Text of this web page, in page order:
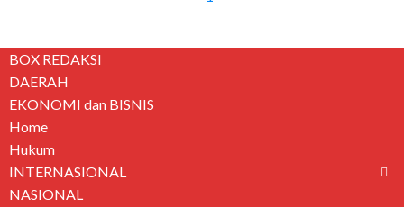
BOX REDAKSI
DAERAH
EKONOMI dan BISNIS
Home
Hukum
INTERNASIONAL
NASIONAL